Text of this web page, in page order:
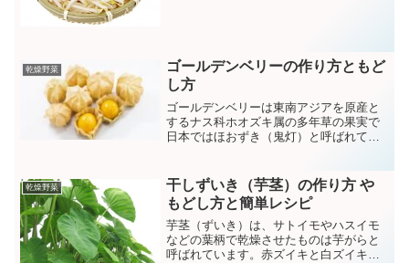
乾燥野菜
ゴールデンベリーの作り方ともど
し方
ゴールデンベリーは東南アジアを原産と
するナス科ホオズキ属の多年草の果実で
日本ではほおずき（鬼灯）と呼ばれてい
まれています。
乾燥野菜
干しずいき（芋茎）の作り方 や
もどし方と簡単レシピ
芋茎（ずいき）は、サトイモやハスイモ
などの葉柄で乾燥させたものは芋がらと
呼ばれています。赤ズイキと白ズイキが